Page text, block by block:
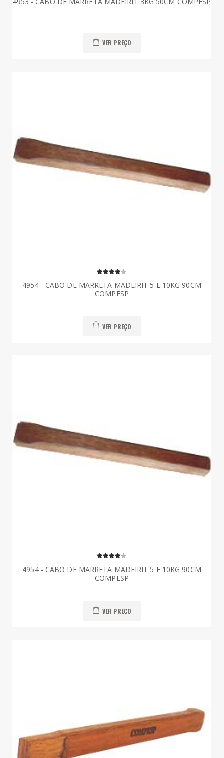
VER PREÇO
4954 - CABO DE MARRETA MADEIRIT 5 E 10KG 90CM
COMPESP
VER PREÇO
4954 - CABO DE MARRETA MADEIRIT 5 E 10KG 90CM
COMPESP
VER PREÇO